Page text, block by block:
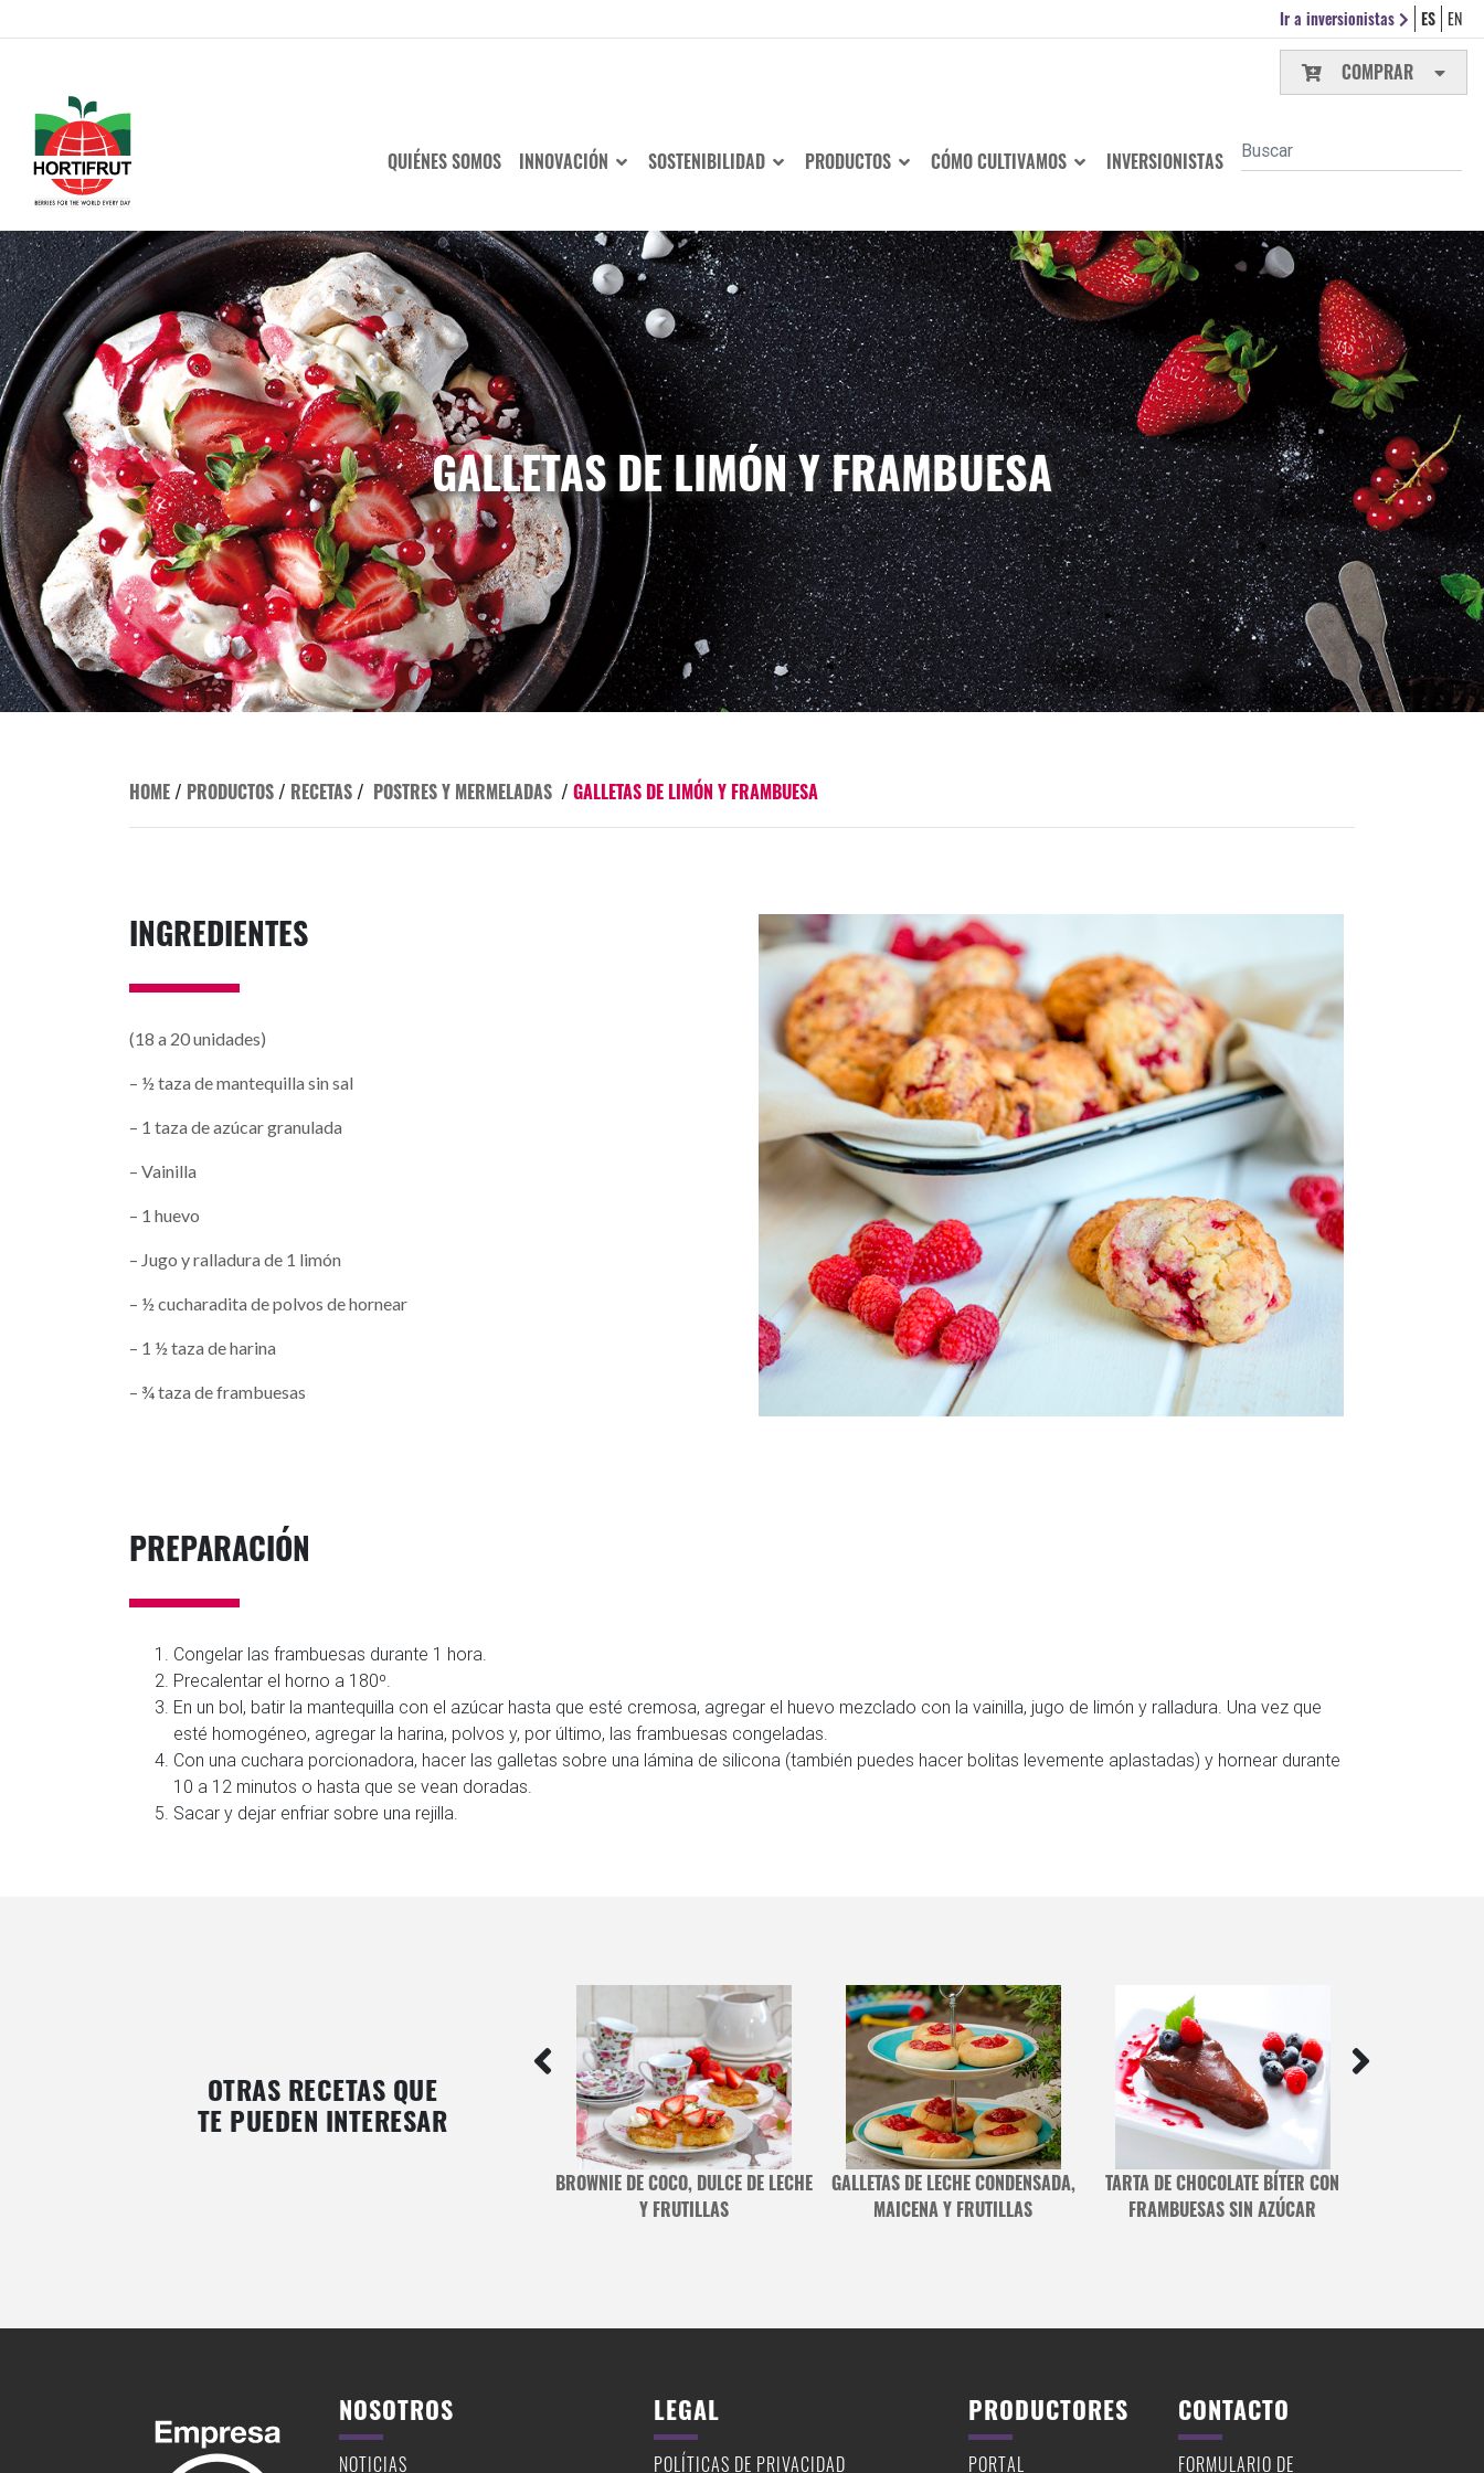
Ir a inversionistas ES EN
COMPRAR
QUIÉNES SOMOS INNOVACIÓN SOSTENIBILIDAD PRODUCTOS CÓMO CULTIVAMOS INVERSIONISTAS
GALLETAS DE LIMÓN Y FRAMBUESA
HOME/ PRODUCTOS/ RECETAS/ POSTRES Y MERMELADAS / GALLETAS DE LIMÓN Y FRAMBUESA
INGREDIENTES
(18 a 20 unidades)
– ½ taza de mantequilla sin sal
– 1 taza de azúcar granulada
– Vainilla
– 1 huevo
– Jugo y ralladura de 1 limón
– ½ cucharadita de polvos de hornear
– 1 ½ taza de harina
– ¾ taza de frambuesas
PREPARACIÓN
Congelar las frambuesas durante 1 hora.
Precalentar el horno a 180º.
En un bol, batir la mantequilla con el azúcar hasta que esté cremosa, agregar el huevo mezclado con la vainilla, jugo de limón y ralladura. Una vez que
esté homogéneo, agregar la harina, polvos y, por último, las frambuesas congeladas.
Con una cuchara porcionadora, hacer las galletas sobre una lámina de silicona (también puedes hacer bolitas levemente aplastadas) y hornear durante
10 a 12 minutos o hasta que se vean doradas.
Sacar y dejar enfriar sobre una rejilla.
OTRAS RECETAS QUE
TE PUEDEN INTERESAR
BROWNIE DE COCO, DULCE DE LECHE
Y FRUTILLAS
GALLETAS DE LECHE CONDENSADA,
MAICENA Y FRUTILLAS
TARTA DE CHOCOLATE BÍTER CON
FRAMBUESAS SIN AZÚCAR
NOSOTROS
NOTICIAS
LEGAL
POLÍTICAS DE PRIVACIDAD
PRODUCTORES
PORTAL
CONTACTO
FORMULARIO DE